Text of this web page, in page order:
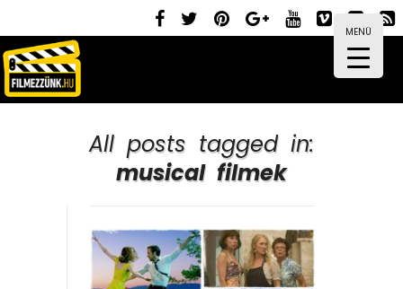
MENÜ
All posts tagged in:
musical filmek